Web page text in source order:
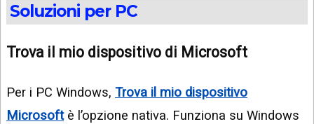
Soluzioni per PC
Trova il mio dispositivo di Microsoft
Per i PC Windows, Trova il mio dispositivo
Microsoftè l’opzione nativa. Funziona su Windows